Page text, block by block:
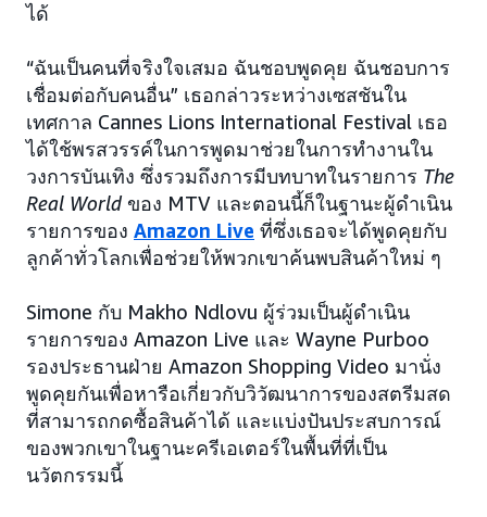
ได้
“ฉันเป็นคนที่จริงใจเสมอ ฉันชอบพูดคุย ฉันชอบการ
เชื่อมต่อกับคนอื่น” เธอกล่าวระหว่างเซสชันใน
เทศกาล Cannes Lions International Festival เธอ
ได้ใช้พรสวรรค์ในการพูดมาช่วยในการทำงานใน
วงการบันเทิง ซึ่งรวมถึงการมีบทบาทในรายการ The
Real Worldของ MTV และตอนนี้ก็ในฐานะผู้ดำเนิน
รายการของ Amazon Live ที่ซึ่งเธอจะได้พูดคุยกับ
ลูกค้าทั่วโลกเพื่อช่วยให้พวกเขาค้นพบสินค้าใหม่ ๆ
Simone กับ Makho Ndlovu ผู้ร่วมเป็นผู้ดำเนิน
รายการของ Amazon Live และ Wayne Purboo
รองประธานฝ่าย Amazon Shopping Video มานั่ง
พูดคุยกันเพื่อหารือเกี่ยวกับวิวัฒนาการของสตรีมสด
ที่สามารถกดซื้อสินค้าได้ และแบ่งปันประสบการณ์
ของพวกเขาในฐานะครีเอเตอร์ในพื้นที่ที่เป็น
นวัตกรรมนี้